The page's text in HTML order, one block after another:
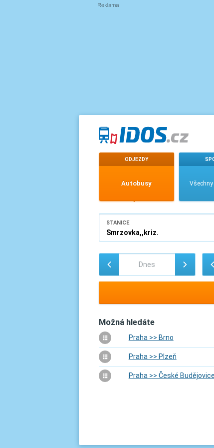
ODJEZDY
Autobusy
STANICE
Možná hledáte
Praha >> Brno
Praha >> Plzeň
Praha >> České Budějovice